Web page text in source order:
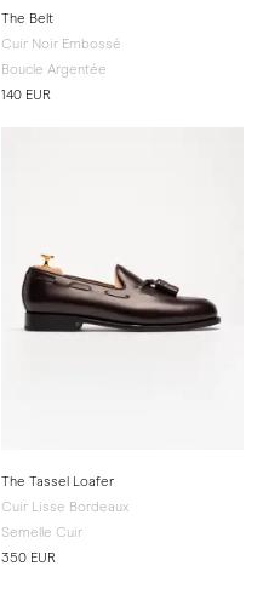
The Belt
Cuir Noir Embossé
Boucle Argentée
140 EUR
The Tassel Loafer
Cuir Lisse Bordeaux
Semelle Cuir
350 EUR